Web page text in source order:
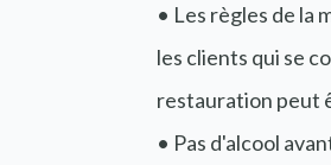
• Les règles de la
les clients qui se
restauration peut
• Pas d'alcool